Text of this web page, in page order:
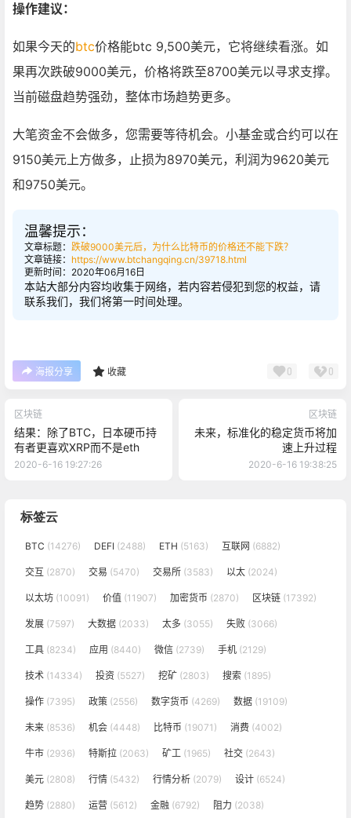
操作建议：
如果今天的btc价格能btc 9,500美元，它将继续看涨。如
果再次跌破9000美元，价格将跌至8700美元以寻求支撑。
当前磁盘趋势强劲，整体市场趋势更多。
大笔资金不会做多，您需要等待机会。小基金或合约可以在
9150美元上方做多，止损为8970美元，利润为9620美元
和9750美元。
温馨提示：
文章标题： 跌破9000美元后，为什么比特币的价格还不能下跌？
文章链接： https://www.btchangqing.cn/39718.html
更新时间：2020年06月16日
本站大部分内容均收集于网络，若内容若侵犯到您的权益，请
联系我们，我们将第一时间处理。
海报分享 收藏 0 0
区块链
结果：除了BTC，日本硬币持
有者更喜欢XRP而不是eth
2020-6-16 19:27:26
区块链
未来，标准化的稳定货币将加
速上升过程
2020-6-16 19:38:25
标签云
BTC (14276) DEFI (2488) ETH (5163) 互联网 (6882)
交互 (2870) 交易 (5470) 交易所 (3583) 以太 (2024)
以太坊 (10091) 价值 (11907) 加密货币 (2870) 区块链 (17392)
发展 (7597) 大数据 (2033) 太多 (3055) 失败 (3066)
工具 (8234) 应用 (8440) 微信 (2739) 手机 (2129)
技术 (14334) 投资 (5527) 挖矿 (2803) 搜索 (1895)
操作 (7395) 政策 (2556) 数字货币 (4269) 数据 (19109)
未来 (8536) 机会 (4448) 比特币 (19071) 消费 (4002)
牛市 (2936) 特斯拉 (2063) 矿工 (1965) 社交 (2643)
美元 (2808) 行情 (5432) 行情分析 (2079) 设计 (6524)
趋势 (2880) 运营 (5612) 金融 (6792) 阻力 (2038)